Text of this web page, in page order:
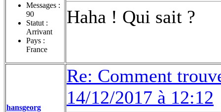
Messages :
90
Statut :
Arrivant
Pays :
France
Haha ! Qui sait ?
hansgeorg
Re: Comment
14/12/2017 à 12:12